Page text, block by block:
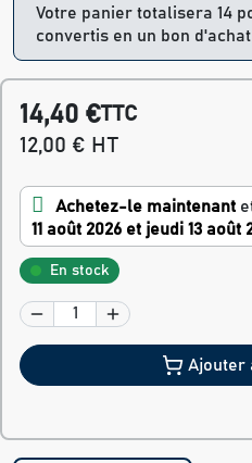
Votre panier totalisera 14
convertis en un bon
14,40 €TTC
12,00 € HT
Achetez-le maintenant
11 août 2026 et jeudi 13 août
En stock
Ajouter